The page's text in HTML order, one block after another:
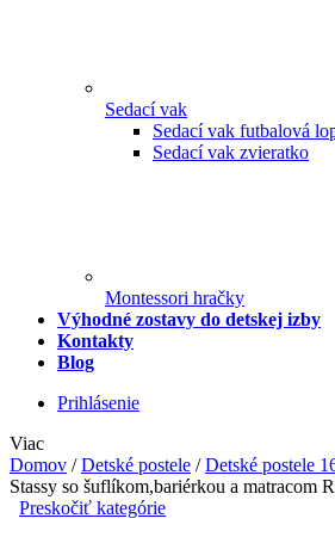
Sedací vak
Sedací vak futbalová
Sedací vak zvieratko
Montessori hračky
Výhodné zostavy do detskej izby
Kontakty
Blog
Prihlásenie
Viac
Domov / Detské postele / Detské postele
Stassy so šuflíkom,bariérkou a matracom
Preskočiť kategórie